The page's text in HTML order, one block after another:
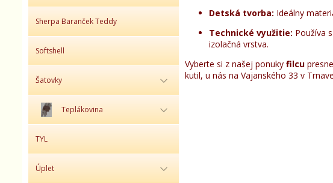
Sherpa Baranček Teddy
Softshell
Šatovky
Teplákovina
TYL
Úplet
Detská tvorba: Ideálny
Technické využitie: Používa
izolačná vrstva.
Vyberte si z našej ponuky filcu
kutil, u nás na Vajanského 33 v